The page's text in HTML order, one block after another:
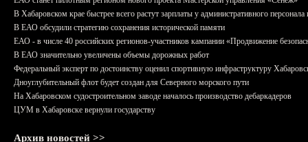
В Хабаровском крае быстрее всего растут зарплаты у административного персонала
В ЕАО обсудили стратегию сохранения исторической памяти
ЕАО - в числе 40 российских регионов-участников кампании «Продвижение
В ЕАО значительно увеличены объемы дорожных работ
Федеральный эксперт по достоинству оценил спортивную инфраструктуру
Дноуглубительный флот будет создан для Северного морского пути
На Хабаровском судостроительном заводе началось производство дебаркадеров
ЦУМ в Хабаровске вернули государству
Архив новостей >>